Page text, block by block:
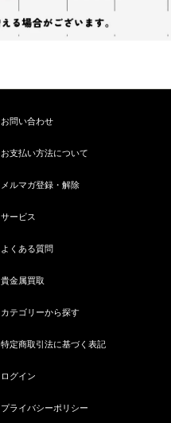
お問い合わせ
お支払い方法について
メルマガ登録・解除
サービス
よくある質問
貴金属買取
カテゴリーから探す
特定商取引法に基づく表記
ログイン
プライバシーポリシー